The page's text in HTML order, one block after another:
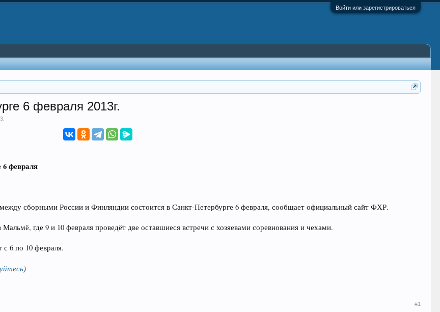
Войти или зарегистрироваться
6 февраля 2013г.
февраля
сборными России и Финляндии состоится в Санкт-Петербурге 6 февраля, сообщает официальный сайт ФХР.
где 9 и 10 февраля проведёт две оставшиеся встречи с хозяевами соревнования и чехами.
6 по 10 февраля.
)
#1